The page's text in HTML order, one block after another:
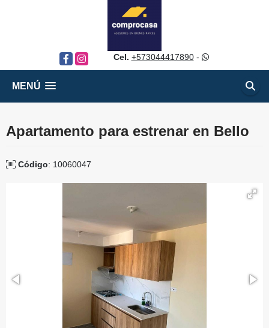
FacebookInstagram Cel. +573044417890-
MENÚ
Apartamento para estrenar en Bello
Código: 10060047